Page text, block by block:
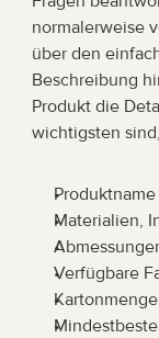
normalerweise
über den
Beschreibung
Produkt die
wichtigsten
Materialien,
Verfügbare